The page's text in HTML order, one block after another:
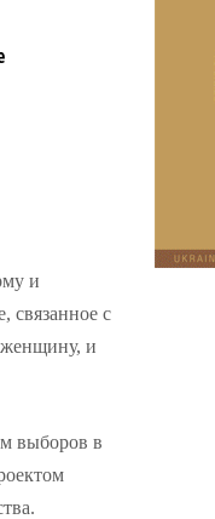
и
связанное с
женщину, и
выборов в